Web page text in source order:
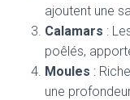
ajoutent une
Calamars :
poêlés,
Moules :
une